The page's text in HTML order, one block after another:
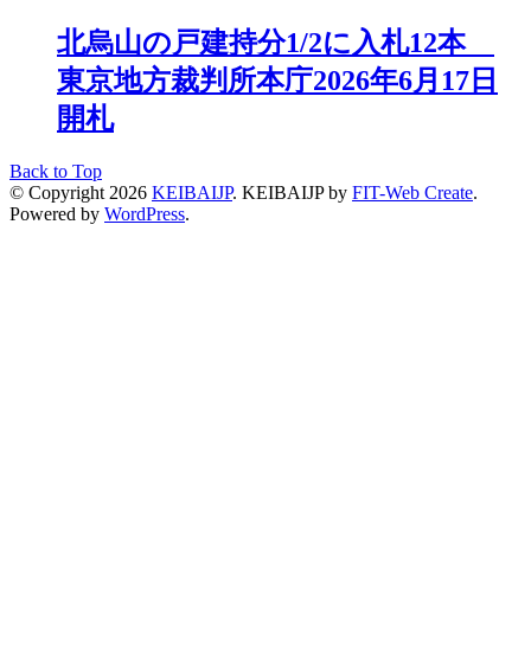
北烏山の戸建持分1/2に入札12本
東京地方裁判所本庁2026年6月17日
開札
Back to Top
© Copyright 2026 KEIBAIJP. KEIBAIJP by FIT-Web Create.
Powered by WordPress.